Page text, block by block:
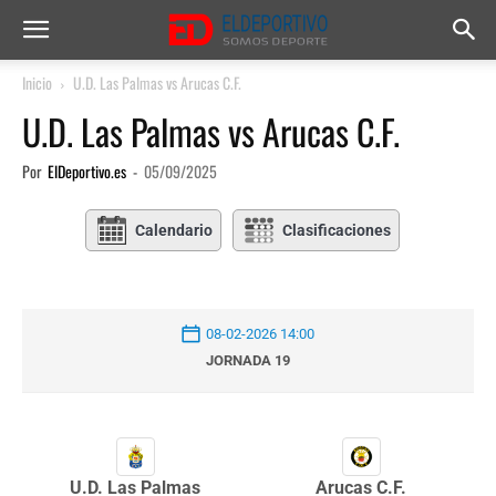
Inicio U.D. Las Palmas vs Arucas C.F.
U.D. Las Palmas vs Arucas C.F.
Por ElDeportivo.es - 05/09/2025
Calendario Clasificaciones
08-02-2026 14:00
JORNADA 19
U.D. Las Palmas Arucas C.F.